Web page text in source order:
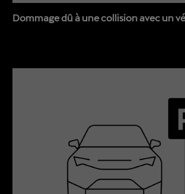
Dommage dû à une collision avec un